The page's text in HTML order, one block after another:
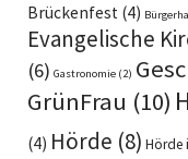
Brückenfest (4)
Evangelische
(6) Gastronomie (2)
GrünFrau (10)
(4) Hörde (8) Hörde